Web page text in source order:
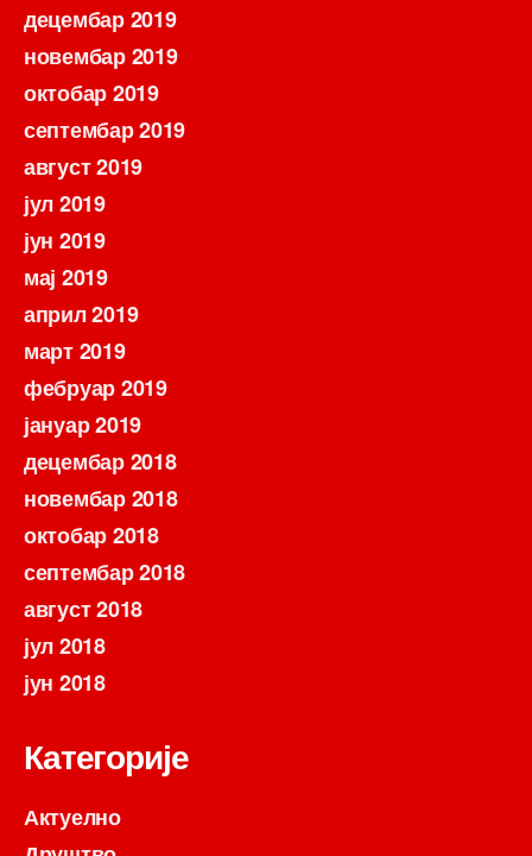
децембар 2019
новембар 2019
октобар 2019
септембар 2019
август 2019
јул 2019
јун 2019
мај 2019
април 2019
март 2019
фебруар 2019
јануар 2019
децембар 2018
новембар 2018
октобар 2018
септембар 2018
август 2018
јул 2018
јун 2018
Категорије
Актуелно